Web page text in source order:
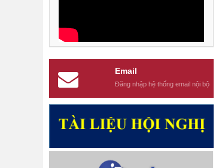
Email
Đăng nhập hệ thống email nội bộ